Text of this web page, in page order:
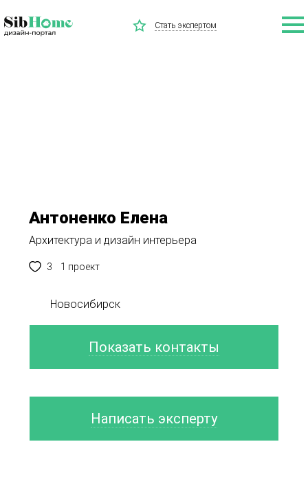
Стать экспертом
Антоненко Елена
Архитектура и дизайн интерьера
3 1 проект
Новосибирск
Показать контакты
Написать эксперту